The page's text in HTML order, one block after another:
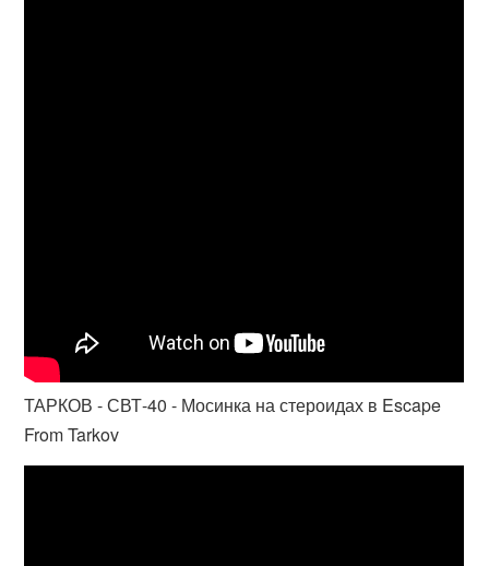
ТАРКОВ - СВТ-40 - Мосинка на стероидах в Escape
From Tarkov